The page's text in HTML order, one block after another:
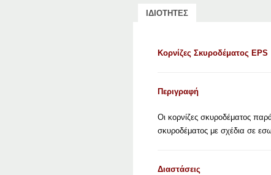
ΙΔΙΟΤΗΤΕΣ
Κορνίζες Σκυροδέματος EPS
Περιγραφή
Οι κορνίζες σκυροδέματος
σκυροδέματος με σχέδια σε
Διαστάσεις